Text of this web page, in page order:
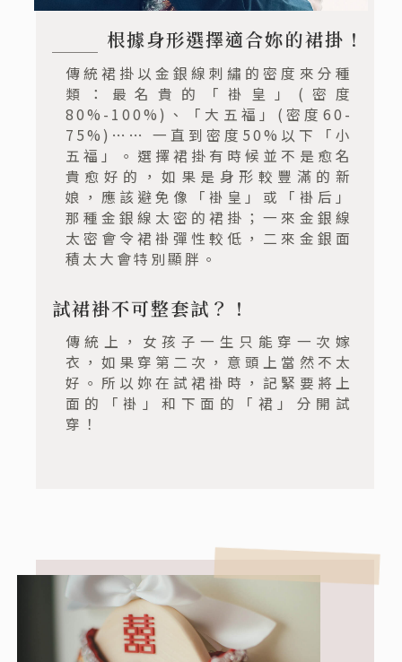
根據身形選擇適合妳的裙掛！
傳統裙掛以金銀線刺繡的密度來分種
類：最名貴的「褂皇」(密度
80%-100%)、「大五福」(密度60-
75%)…… 一直到密度50%以下「小
五福」。選擇裙掛有時候並不是愈名
貴愈好的，如果是身形較豐滿的新
娘，應該避免像「褂皇」或「褂后」
那種金銀線太密的裙掛；一來金銀線
太密會令裙褂彈性較低，二來金銀面
積太大會特別顯胖。
試裙褂不可整套試？！
傳統上，女孩子一生只能穿一次嫁
衣，如果穿第二次，意頭上當然不太
好。所以妳在試裙褂時，記緊要將上
面的「褂」和下面的「裙」分開試
穿！